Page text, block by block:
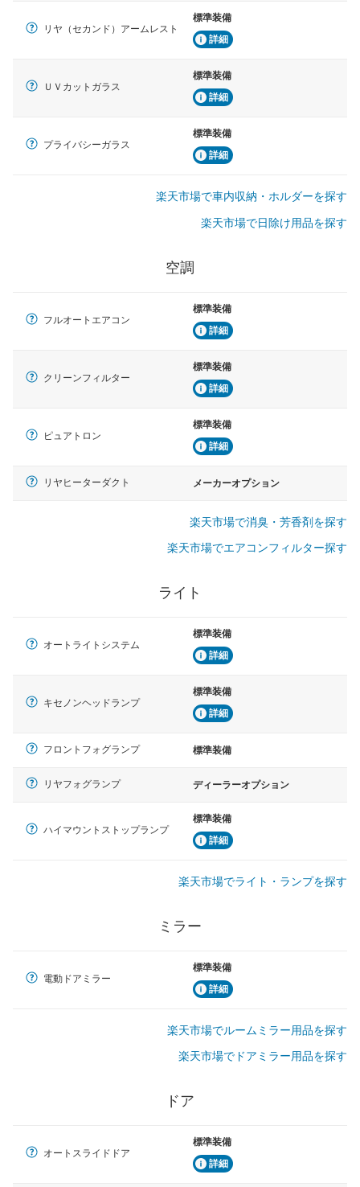
リヤ（セカンド）アームレスト
標準装備
詳細
ＵＶカットガラス
標準装備
詳細
プライバシーガラス
標準装備
詳細
楽天市場で車内収納・ホルダーを探す
楽天市場で日除け用品を探す
空調
フルオートエアコン
標準装備
詳細
クリーンフィルター
標準装備
詳細
ピュアトロン
標準装備
詳細
リヤヒーターダクト メーカーオプション
楽天市場で消臭・芳香剤を探す
楽天市場でエアコンフィルター探す
ライト
オートライトシステム
標準装備
詳細
キセノンヘッドランプ
標準装備
詳細
フロントフォグランプ 標準装備
リヤフォグランプ ディーラーオプション
ハイマウントストップランプ
標準装備
詳細
楽天市場でライト・ランプを探す
ミラー
電動ドアミラー
標準装備
詳細
楽天市場でルームミラー用品を探す
楽天市場でドアミラー用品を探す
ドア
オートスライドドア
標準装備
詳細